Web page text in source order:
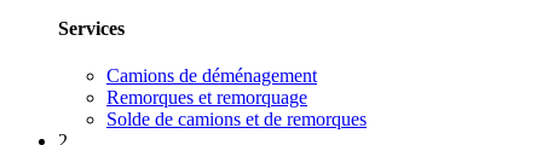
Services
Camions de déménagement
Remorques et remorquage
Solde de camions et de remorques